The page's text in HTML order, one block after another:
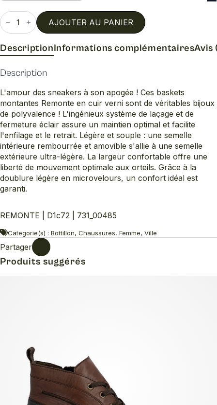
quantité
de
D1c72
AJOUTER AU PANIER
DescriptionInformations complémentairesAvis
Description
L'amour des sneakers à son apogée ! Ces baskets
montantes Remonte en cuir verni sont de véritables bijoux
de polyvalence ! L'ingénieux système de laçage et de
fermeture éclair assure un maintien optimal et facilite
l'enfilage et le retrait. Légère et souple : une semelle
intérieure rembourrée et amovible s'allie à une semelle
extérieure ultra-légère. La largeur confortable offre une
liberté de mouvement optimale aux orteils. Grâce à la
doublure légère en microvelours, un confort idéal est
garanti.
REMONTE | D1c72 | 731_00485
Categorie(s) : Bottillon, Chaussures, Femme, Ville
Partager
Produits suggérés